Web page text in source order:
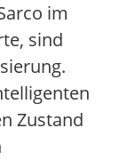
im
sind
Zustand